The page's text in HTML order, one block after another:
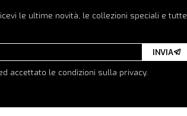
le ultime novità, le collezioni speciali e tutte
accettato le condizioni sulla privacy.
INVIA